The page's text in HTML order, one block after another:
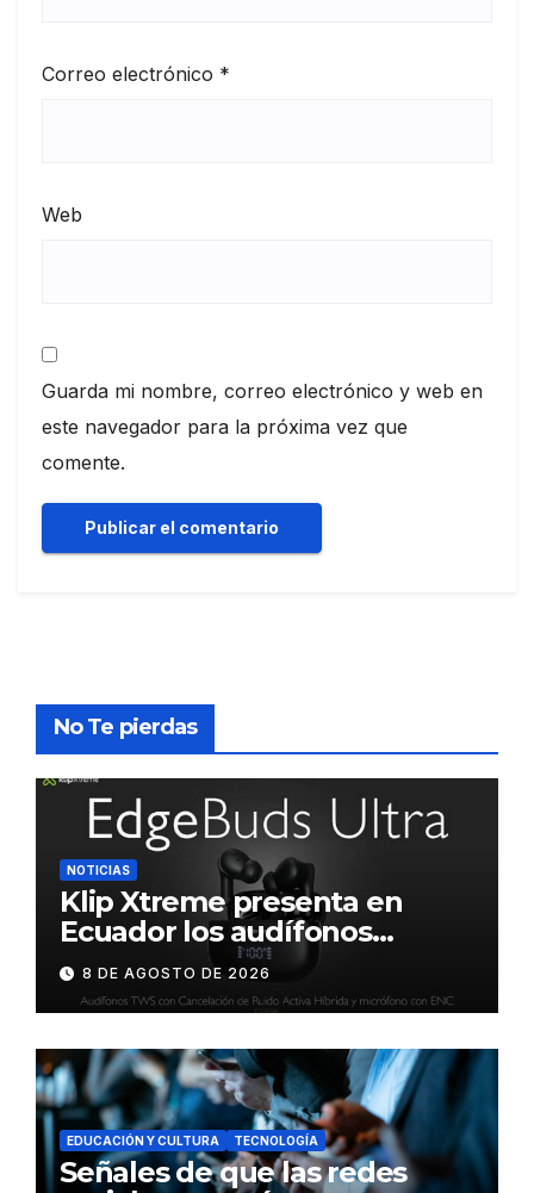
Correo electrónico *
Web
Guarda mi nombre, correo electrónico y web en
este navegador para la próxima vez que
comente.
No Te pierdas
NOTICIAS
Klip Xtreme presenta en
Ecuador los audífonos
DynaBuds con sonido
inteligente y control táctil
8 DE AGOSTO DE 2026
EDUCACIÓN Y CULTURA TECNOLOGÍA
Señales de que las redes